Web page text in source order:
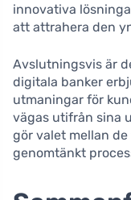
innovativa
att attrahera den
Avslutningsvis är
digitala banker
utmaningar för
vägas utifrån sina
gör valet mellan
genomtänkt